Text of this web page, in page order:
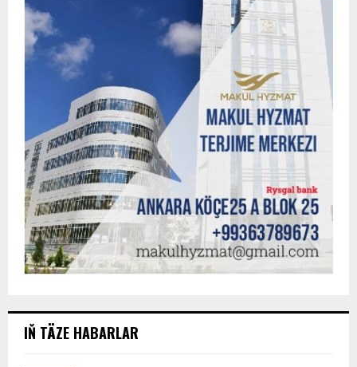
IŇ TÄZE HABARLAR